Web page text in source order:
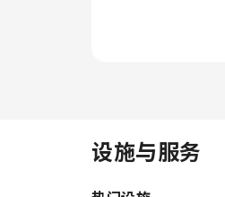
设施与服务